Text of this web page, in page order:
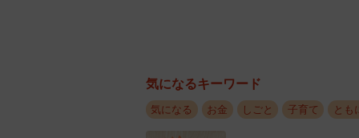
気になるキーワード
気になる お金 しごと 子育て とも